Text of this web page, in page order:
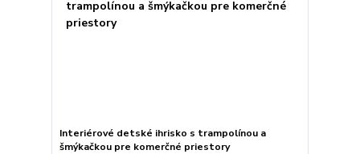
Interiérové detské ihrisko s trampolínou a
šmýkačkou pre komerčné priestory